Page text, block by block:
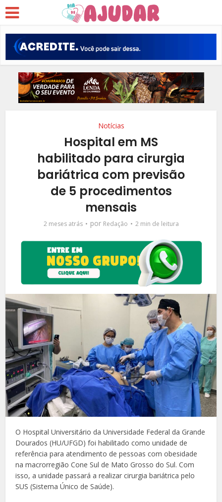
Notícias
Hospital em MS
habilitado para cirurgia
bariátrica com previsão
de 5 procedimentos
mensais
2 meses atrás por Redação 2 min de leitura
O Hospital Universitário da Universidade Federal da Grande
Dourados (HU/UFGD) foi habilitado como unidade de
referência para atendimento de pessoas com obesidade
na macrorregião Cone Sul de Mato Grosso do Sul. Com
isso, a unidade passará a realizar cirurgia bariátrica pelo
SUS (Sistema Único de Saúde).